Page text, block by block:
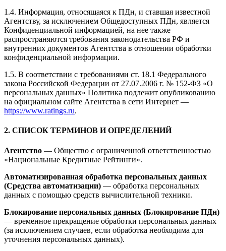
1.4. Информация, относящаяся к ПДн, и ставшая известной
Агентству, за исключением Общедоступных ПДн, является
Конфиденциальной информацией, на нее также
распространяются требования законодательства РФ и
внутренних документов Агентства в отношении обработки
конфиденциальной информации.
1.5. В соответствии с требованиями ст. 18.1 Федерального
закона Российской Федерации от 27.07.2006 г. № 152-ФЗ «О
персональных данных» Политика подлежит опубликованию
на официальном сайте Агентства в сети Интернет —
https://www.ratings.ru.
2. СПИСОК ТЕРМИНОВ И ОПРЕДЕЛЕНИЙ
Агентство — Общество с ограниченной ответственностью
«Национальные Кредитные Рейтинги».
Автоматизированная обработка персональных данных
(Средства автоматизации) — обработка персональных
данных с помощью средств вычислительной техники.
Блокирование персональных данных (Блокирование ПДн)
— временное прекращение обработки персональных данных
(за исключением случаев, если обработка необходима для
уточнения персональных данных).